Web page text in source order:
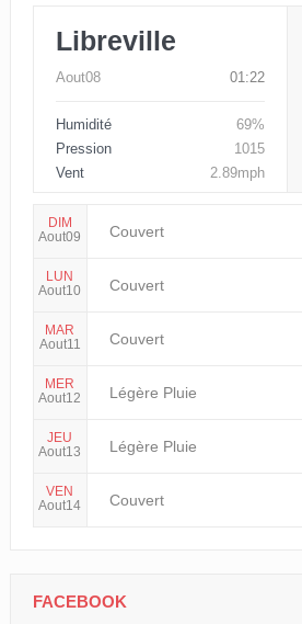
Libreville
Aout08 01:22
Humidité
69%
Pression
1015
Vent
2.89mph
DIM
Aout09
Couvert
LUN
Aout10
Couvert
MAR
Aout11
Couvert
MER
Aout12
Légère Pluie
JEU
Aout13
Légère Pluie
VEN
Aout14
Couvert
FACEBOOK